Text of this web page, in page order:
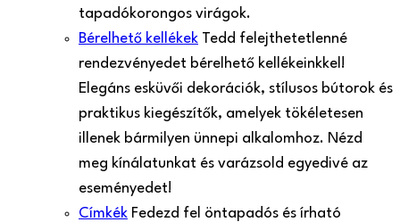
tapadókorongos virágok.
Bérelhető kellékek Tedd felejthetetlenné
rendezvényedet bérelhető kellékeinkkel!
Elegáns esküvői dekorációk, stílusos bútorok és
praktikus kiegészítők, amelyek tökéletesen
illenek bármilyen ünnepi alkalomhoz. Nézd
meg kínálatunkat és varázsold egyedivé az
eseményedet!
Címkék Fedezd fel öntapadós és írható